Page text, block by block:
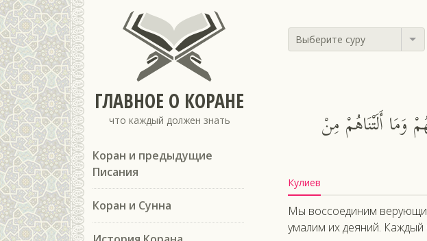
ГЛАВНОЕ О КОРАНЕ
что каждый должен знать
Коран и предыдущие
Писания
Коран и Сунна
Выберите суру
وَمَا أَلَتْنَاهُمْ مِنْ
Кулиев
Мы воссоединим
умалим их деяний.